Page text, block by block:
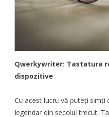
Qwerkywriter: Tastatura
dispozitive
Cu acest lucru vă puteți simți
legendar din secolul trecut.